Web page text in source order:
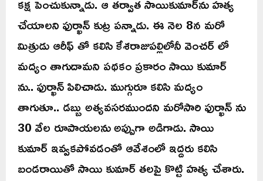
చేయాలని ఫుర్ఖాన్ కుట్ర పన్నాడు. ఈ నెల 8న మరో
మిత్రుడు ఆరీఫ్ తో కలిసి కేశరాజుపల్లిలోనీ వెంచర్ లో
మద్యం తాగుదామని పథకం ప్రకారం సాయి కుమార్
ను.. ఫుర్ఖాన్ పిలిచాడు. ముగ్గురూ కలిసి మద్యం
తాగుతూ.. డబ్బు అత్యవసరముందని మరోసారి ఫుర్ఖాన్ ను
30 వేల రూపాయలను అప్పుగా అడిగాడు. సాయి
కుమార్ ఇవ్వకపోవడంతో ఆవేశంలో ఇద్దరు కలిసి
బండరాయితో సాయి కుమార్ తలపై కొట్టి హత్య చేశారు.